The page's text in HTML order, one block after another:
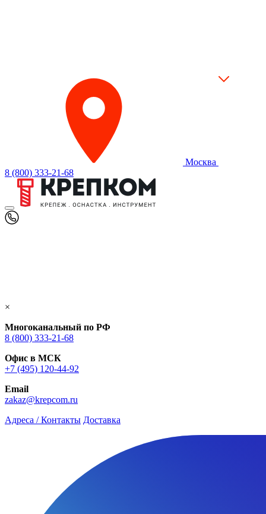
Москва
8 (800) 333-21-68
×
Многоканальный по РФ
8 (800) 333‑21-68
Офис в МСК
+7 (495) 120-44-92
Email
zakaz@krepcom.ru
Адреса / Контакты Доставка